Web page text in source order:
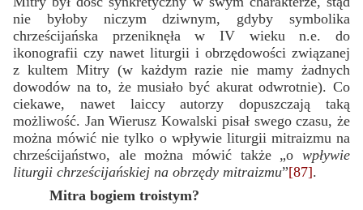
nie byłoby niczym dziwnym, gdyby symbolika
chrześcijańska przeniknęła w IV wieku n.e. do
ikonografii czy nawet liturgii i obrzędowości związanej
z kultem Mitry (w każdym razie nie mamy żadnych
dowodów na to, że musiało być akurat odwrotnie). Co
ciekawe, nawet laiccy autorzy dopuszczają taką
możliwość. Jan Wierusz Kowalski pisał swego czasu, że
można mówić nie tylko o wpływie liturgii mitraizmu na
chrześcijaństwo, ale można mówić także „o wpływie
liturgii chrześcijańskiej na obrzędy mitraizmu”[87].
Mitra bogiem troistym?